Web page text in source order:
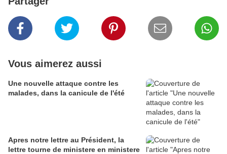
Vous aimerez aussi
Une nouvelle attaque contre les
malades, dans la canicule de l'été
Apres notre lettre au Président, la
lettre tourne de ministere en ministere